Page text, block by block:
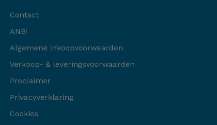
Contact
ANBI
Algemene inkoopvoorwaarden
Verkoop- & leveringsvoorwaarden
Proclaimer
Privacyverklaring
Cookies